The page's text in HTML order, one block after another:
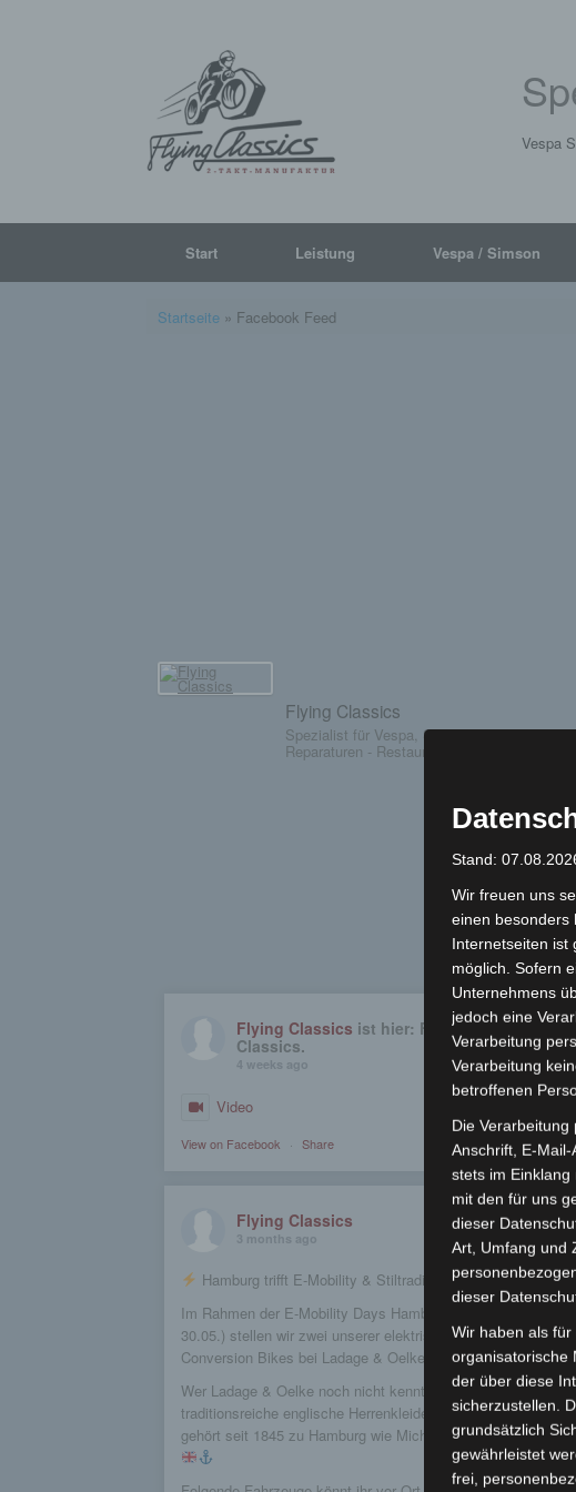
Vespa
Start Leistung Vespa / Simson
Startseite» Facebook Feed
Flying Classics
Spezialist für Vespa, Simson, und MZ,
Reparaturen - Restaurationen - Tuning
Flying Classics ist hier: Flying
Classics.
4 weeks ago
Video
View on Facebook · Share
Flying Classics
3 months ago
Hamburg trifft E-Mobility & Stiltradition
Im Rahmen der E-Mobility Days Hamburg (23.–
30.05.) stellen wir zwei unserer elektrischen
Conversion Bikes bei Ladage & Oelke aus.
Wer Ladage & Oelke noch nicht kennt: Das
traditionsreiche englische Herrenkleidermagazin
gehört seit 1845 zu Hamburg wie Michel & Elbe.
Stand:
Wir freuen uns
einen besonders
Internetseiten ist
möglich. Sofern
Unternehmens
jedoch eine
Verarbeitung
Verarbeitung
betroffenen
Die
Anschrift, E-
stets im
mit den für uns
dieser
Art, Umfang und
dieser
Wir haben als
organisatorische
der über diese
sicherzustellen.
grundsätzlich
gewährleistet
frei,